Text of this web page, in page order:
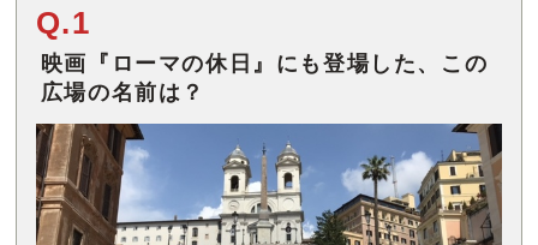
Q.1
映画『ローマの休日』にも登場した、この
広場の名前は？